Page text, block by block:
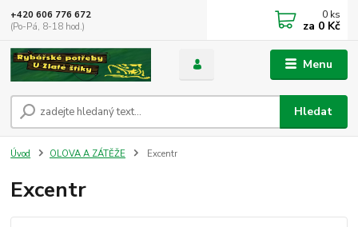
Menu
Hledat
+420 606 776 672
(Po-Pá, 8-18 hod.)
0 ks
za 0 Kč
Úvod OLOVA A ZÁTĚŽE Excentr
Excentr